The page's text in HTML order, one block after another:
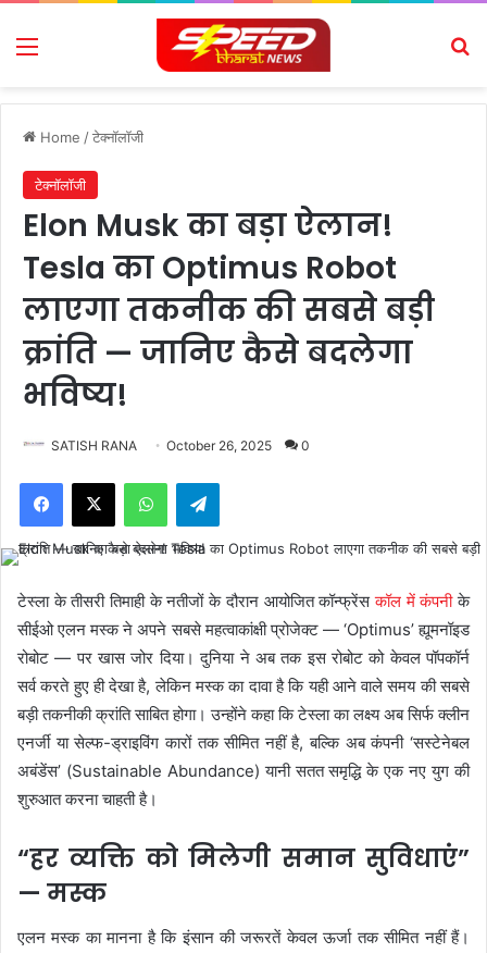
Menu
Home /टेक्नॉलॉजी
टेक्नॉलॉजी
Elon Musk का बड़ा ऐलान!
Tesla का Optimus Robot
लाएगा तकनीक की सबसे बड़ी
क्रांति — जानिए कैसे बदलेगा
भविष्य!
SATISH RANA October 26, 2025 0
Facebook
X WhatsAppTelegram
टेस्ला के तीसरी तिमाही के नतीजों के दौरान आयोजित कॉन्फ्रेंसकॉल में कंपनीके
सीईओ एलन मस्क ने अपने सबसे महत्वाकांक्षी प्रोजेक्ट — ‘Optimus’ ह्यूमनॉइड
रोबोट — पर खास जोर दिया। दुनिया ने अब तक इस रोबोट को केवल पॉपकॉर्न
सर्व करते हुए ही देखा है, लेकिन मस्क का दावा है कि यही आने वाले समय की सबसे
बड़ी तकनीकी क्रांति साबित होगा। उन्होंने कहा कि टेस्ला का लक्ष्य अब सिर्फ क्लीन
एनर्जी या सेल्फ-ड्राइविंग कारों तक सीमित नहीं है, बल्कि अब कंपनी ‘सस्टेनेबल
अबंडेंस’ (Sustainable Abundance) यानी सतत समृद्धि के एक नए युग की
शुरुआत करना चाहती है।
“हर व्यक्ति को मिलेगी समान सुविधाएं”
— मस्क
एलन मस्क का मानना है कि इंसान की जरूरतें केवल ऊर्जा तक सीमित नहीं हैं।